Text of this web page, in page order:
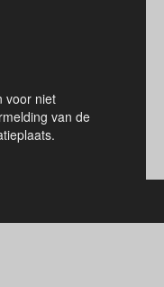
voor niet
van de